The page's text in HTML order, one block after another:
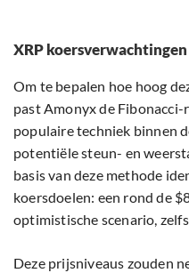
XRP koersverwachtingen
Om te bepalen hoe hoog
past Amonyx de
populaire techniek binnen
potentiële steun- en
basis van deze methode
koersdoelen: een rond de
optimistische scenario,
Deze prijsniveaus zouden